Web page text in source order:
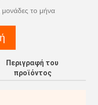
το μήνα
Περιγραφή του
προϊόντος